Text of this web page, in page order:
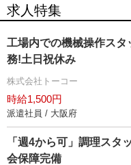
求人特集
工場内での機械操作ス
務!土日祝休み
株式会社トーコー
時給1,500円
派遣社員 / 大阪府
「週4から可」調理スタ
会保障完備